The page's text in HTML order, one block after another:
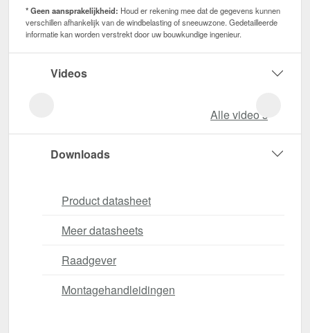
* Geen aansprakelijkheid: Houd er rekening mee dat de gegevens kunnen
verschillen afhankelijk van de windbelasting of sneeuwzone. Gedetailleerde
informatie kan worden verstrekt door uw bouwkundige ingenieur.
Videos
Alle video‘s
Downloads
Product datasheet
Meer datasheets
Raadgever
Montagehandleidingen